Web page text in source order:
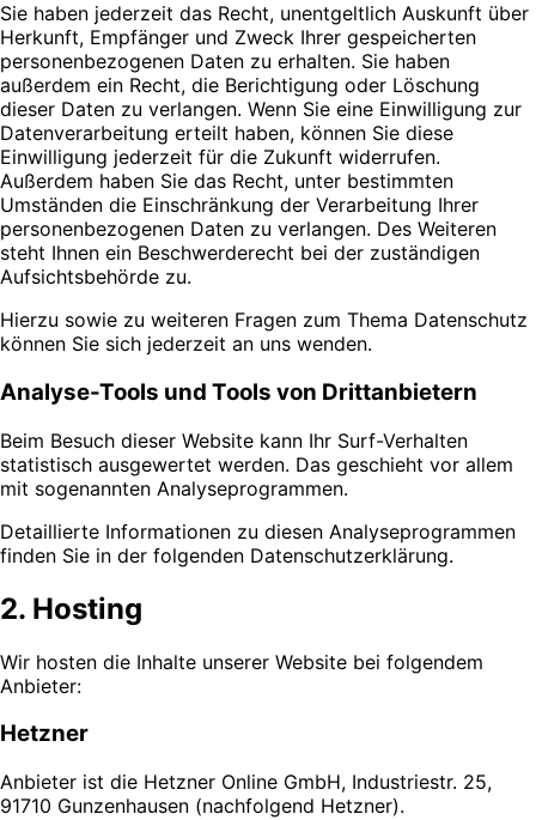
Sie haben jederzeit das Recht, unentgeltlich Auskunft über
Herkunft, Empfänger und Zweck Ihrer gespeicherten
personenbezogenen Daten zu erhalten. Sie haben
außerdem ein Recht, die Berichtigung oder Löschung
dieser Daten zu verlangen. Wenn Sie eine Einwilligung zur
Datenverarbeitung erteilt haben, können Sie diese
Einwilligung jederzeit für die Zukunft widerrufen.
Außerdem haben Sie das Recht, unter bestimmten
Umständen die Einschränkung der Verarbeitung Ihrer
personenbezogenen Daten zu verlangen. Des Weiteren
steht Ihnen ein Beschwerderecht bei der zuständigen
Aufsichtsbehörde zu.
Hierzu sowie zu weiteren Fragen zum Thema Datenschutz
können Sie sich jederzeit an uns wenden.
Analyse-Tools und Tools von Drittanbietern
Beim Besuch dieser Website kann Ihr Surf-Verhalten
statistisch ausgewertet werden. Das geschieht vor allem
mit sogenannten Analyseprogrammen.
Detaillierte Informationen zu diesen Analyseprogrammen
finden Sie in der folgenden Datenschutzerklärung.
2. Hosting
Wir hosten die Inhalte unserer Website bei folgendem
Anbieter:
Hetzner
Anbieter ist die Hetzner Online GmbH, Industriestr. 25,
91710 Gunzenhausen (nachfolgend Hetzner).